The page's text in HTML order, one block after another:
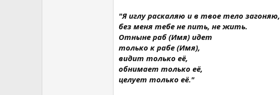
"Я иглу раскаляю и в твое тело загоняю,
без меня тебе не пить, не жить.
Отныне раб (Имя) идет
только к рабе (Имя),
видит только её,
обнимает только её,
целует только её."